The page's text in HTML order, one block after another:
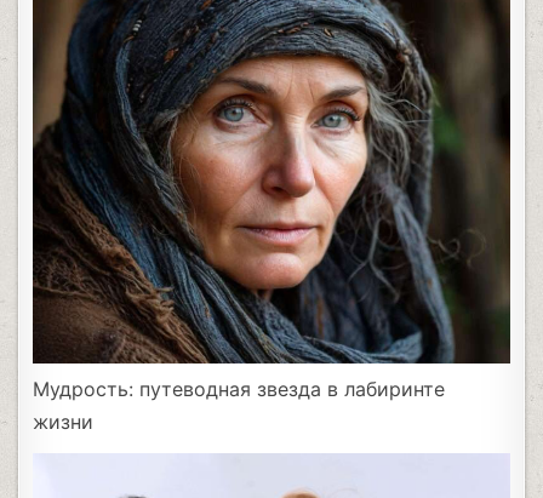
Мудрость: путеводная звезда в лабиринте
жизни